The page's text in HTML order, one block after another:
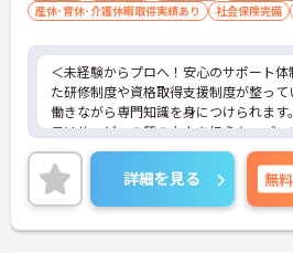
産休･育休･介護休暇取得実績あり
社会保険完備
＜未経験からプロへ！安心のサポート体
た研修制度や資格取得支援制度が整って
働きながら専門知識を身につけられます
員はサービスの質の向上を担うキーパー
様やご家族との関わりを通じて、自分自
も磨いていけるやりがいのあるお仕事で
＜夜勤なしでプライベートも充実！柔軟
勤務曜日は相談可能♪ライフスタイルに
き方が可能です。産休・育休制度も整っ
詳細を見る 無料